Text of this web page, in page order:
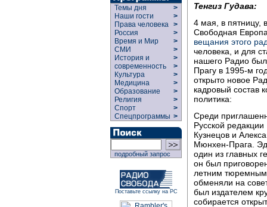
Темы дня
>
Наши гости
>
Права человека >
Россия
>
Время и Мир
>
СМИ
>
История и
современность
>
>
Культура
>
Медицина
>
Образование
>
Религия
>
Спорт
>
Спецпрограммы >
подробный запрос
Поставьте ссылку на РС
Тенгиз Гудава:
4 мая, в пятницу,
Свободная
вещания этого
человека, и для
нашего Радио
Прагу в 1995-м
открыто новое
кадровый состав
политика:
Среди
Русской
Кузнецов и
Мюнхен-Прага.
один из главных
он был
летним тюремным
обменяли на
был издателем
собирается